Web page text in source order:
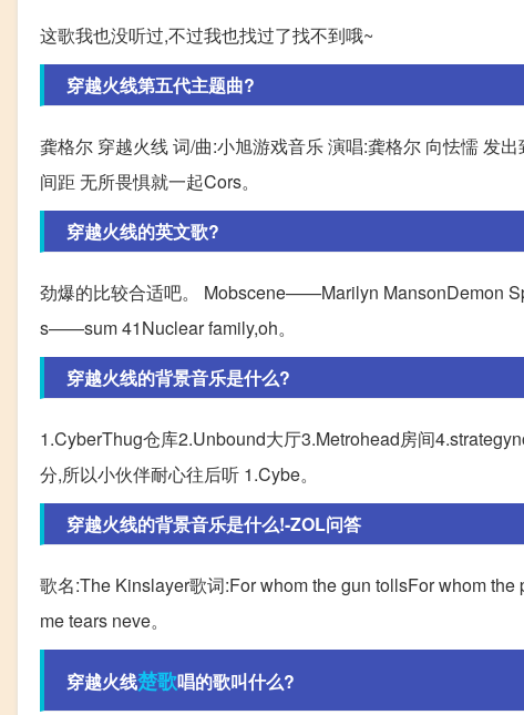
这歌我也没听过,不过我也找过了找不到哦~
穿越火线第五代主题曲?
龚格尔 穿越火线 词/曲:小旭游戏音乐 演唱:龚格尔 向怯懦 发
间距 无所畏惧就一起Cors。
穿越火线的英文歌?
劲爆的比较合适吧。 Mobscene——Marilyn
s——sum 41Nuclear family,oh。
穿越火线的背景音乐是什么?
1.CyberThug仓库2.Unbound大厅3.Metrohead房间
分,所以小伙伴耐心往后听 1.Cybe。
穿越火线的背景音乐是什么!-ZOL问答
歌名:The Kinslayer歌词:For whom the gun tollsFor whom
me tears neve。
穿越火线楚歌唱的歌叫什么?